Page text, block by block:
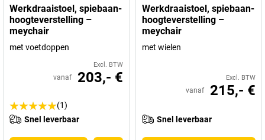
Werkdraaistoel, spiebaan-
hoogteverstelling –
meychair
met voetdoppen
Excl. BTW
vanaf 203,- €
(1)
Snel leverbaar
Werkdraaistoel, spiebaan-
hoogteverstelling –
meychair
met wielen
Excl. BTW
vanaf 215,- €
Snel leverbaar